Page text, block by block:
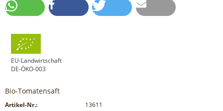
EU-Landwirtschaft
DE-ÖKO-003
Bio-Tomatensaft
Artikel-Nr.:
13611